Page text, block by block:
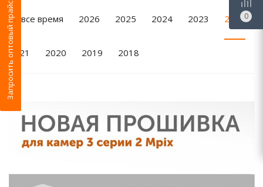
За все время 2026 2025 2024 2023 2022
2021 2020 2019 2018
Запросить оптовый прайс 0